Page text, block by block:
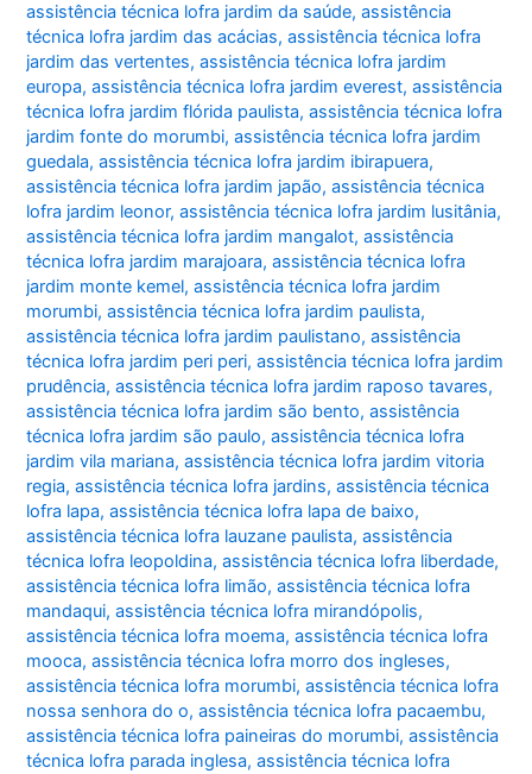
assistência técnica lofra jardim da saúde,assistência
técnica lofra jardim das acácias,assistência técnica lofra
jardim das vertentes,assistência técnica lofra jardim
europa,assistência técnica lofra jardim everest,assistência
técnica lofra jardim flórida paulista,assistência técnica lofra
jardim fonte do morumbi,assistência técnica lofra jardim
guedala,assistência técnica lofra jardim ibirapuera,
assistência técnica lofra jardim japão,assistência técnica
lofra jardim leonor,assistência técnica lofra jardim lusitânia,
assistência técnica lofra jardim mangalot,assistência
técnica lofra jardim marajoara,assistência técnica lofra
jardim monte kemel,assistência técnica lofra jardim
morumbi,assistência técnica lofra jardim paulista,
assistência técnica lofra jardim paulistano,assistência
técnica lofra jardim peri peri,assistência técnica lofra jardim
prudência,assistência técnica lofra jardim raposo tavares,
assistência técnica lofra jardim são bento,assistência
técnica lofra jardim são paulo,assistência técnica lofra
jardim vila mariana,assistência técnica lofra jardim vitoria
regia,assistência técnica lofra jardins,assistência técnica
lofra lapa,assistência técnica lofra lapa de baixo,
assistência técnica lofra lauzane paulista,assistência
técnica lofra leopoldina,assistência técnica lofra liberdade,
assistência técnica lofra limão,assistência técnica lofra
mandaqui,assistência técnica lofra mirandópolis,
assistência técnica lofra moema,assistência técnica lofra
mooca,assistência técnica lofra morro dos ingleses,
assistência técnica lofra morumbi,assistência técnica lofra
nossa senhora do o,assistência técnica lofra pacaembu,
assistência técnica lofra paineiras do morumbi,assistência
técnica lofra parada inglesa,assistência técnica lofra